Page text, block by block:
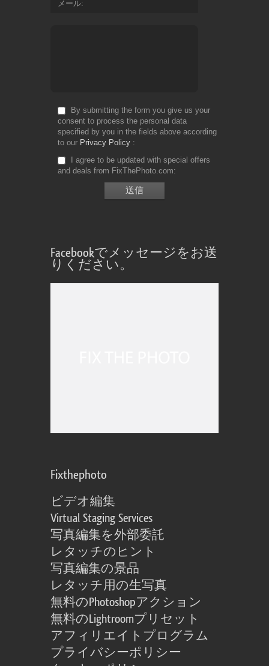
メール
By submitting the form you give us your
consent to process the personal data
specified by you in the fields above according
to our Privacy Policy
I agree to be updated with special offers
and deals from FixThePhoto.com
Facebookでメッセージをお送
りください。
Fixthephoto
ビデオ編集
Virtual Staging Services
写真編集を外部委託
レタッチのヒント
写真編集の景品
レタッチ用の生写真
無料のPhotoshopアクション
無料のLightroomプリセット
アフィリエイトプログラム
プライバシーポリシー